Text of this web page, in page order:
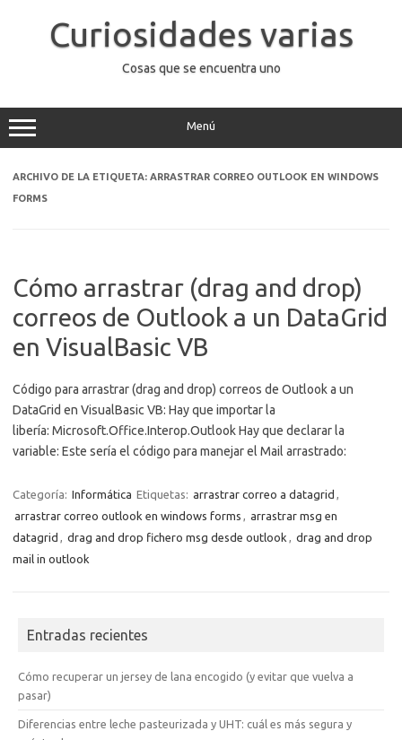
contenidoCuriosidades varias
Cosas que se encuentra uno
Menú
ARCHIVO DE LA ETIQUETA: ARRASTRAR CORREO OUTLOOK EN WINDOWS
FORMS
Cómo arrastrar (drag and drop)
correos de Outlook a un DataGrid
en VisualBasic VB
Código para arrastrar (drag and drop) correos de Outlook a un
DataGrid en VisualBasic VB: Hay que importar la
libería: Microsoft.Office.Interop.Outlook Hay que declarar la
variable: Este sería el código para manejar el Mail arrastrado:
Categoría: Informática Etiquetas: arrastrar correo a datagrid ,
arrastrar correo outlook en windows forms , arrastrar msg en
datagrid , drag and drop fichero msg desde outlook , drag and drop
mail in outlook
Entradas recientes
Cómo recuperar un jersey de lana encogido (y evitar que vuelva a
pasar)
Diferencias entre leche pasteurizada y UHT: cuál es más segura y